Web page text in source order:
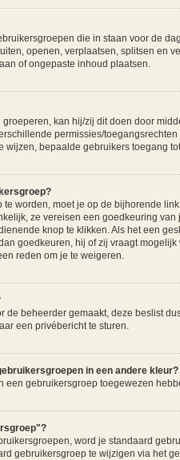
die in staan voor de
openen, verplaatsen, splitsen en
of ongepaste inhoud plaatsen.
kan hij/zij dit doen door
permissies/
wijzen, bepaalde gebruikers toegang
te worden, moet je op de bijhorende
ze vereisen een goedkeuring
knop te klikken. Als het een
goedkeuren, hij of zij vraagt
reden om je te weigeren.
de beheerder gemaakt, deze beslist
een privébericht te sturen.
in een andere kleur?
een gebruikersgroep toegewezen
word je standaard
gebruikersgroep te wijzigen via het